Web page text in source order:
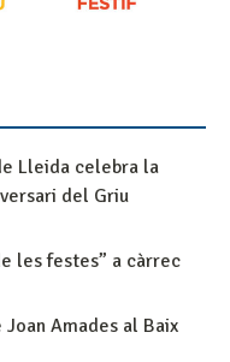
Lleida celebra la
del Griu
les festes” a càrrec
Amades al Baix